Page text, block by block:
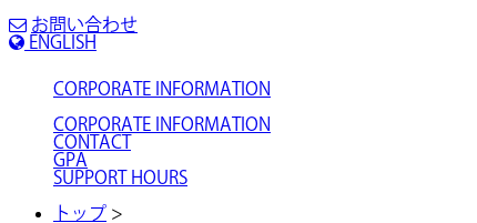
お問い合わせ
ENGLISH
CORPORATE INFORMATION
CORPORATE INFORMATION
CONTACT
GPA
SUPPORT HOURS
トップ >